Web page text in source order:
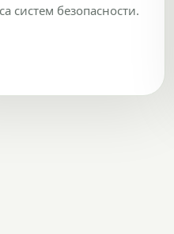
систем безопасности.